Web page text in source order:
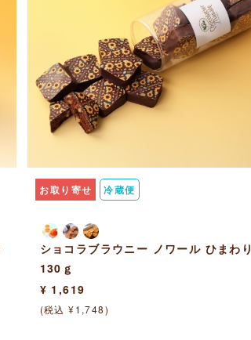
お取り寄せ 冷蔵便
ショコラブラウニー ノワール ひまわり
130ｇ
¥ 1,619
(税込 ¥1,748)